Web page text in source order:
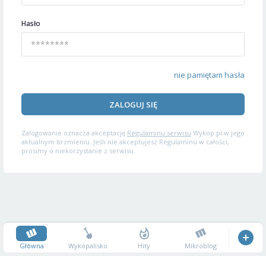
Hasło
nie pamiętam hasła
ZALOGUJ SIĘ
Zalogowanie oznacza akceptację Regulaminu serwisu Wykop.pl w jego
aktualnym brzmieniu. Jeśli nie akceptujesz Regulaminu w całości,
prosimy o niekorzystanie z serwisu.
Główna Wykopalisko Hity Mikroblog